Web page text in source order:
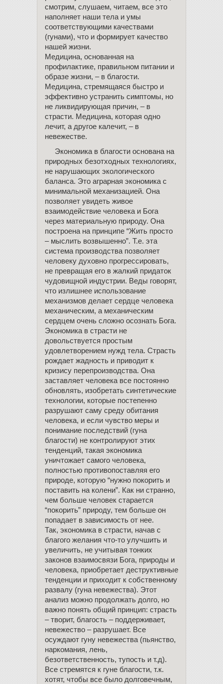
смотрим, слушаем, читаем, все это
наполняет наши тела и умы
соответствующими качествами
(гунами), что и формирует качество
нашей жизни.
Медицина, основанная на
профилактике, правильном питании и
образе жизни, – в благости.
Медицина, стремящаяся быстро и
эффективно устранить симптомы, но
не ликвидирующая причин, – в
страсти. Медицина, которая одно
лечит, а другое калечит, – в
невежестве.
Экономика в благости основана на
природных безотходных технологиях,
не нарушающих экологического
баланса. Это аграрная экономика с
минимальной механизацией. Она
позволяет увидеть живое
взаимодействие человека и Бога
через материальную природу. Она
построена на принципе “Жить просто
– мыслить возвышенно”. Т.е. эта
система производства позволяет
человеку духовно прогрессировать,
не превращая его в жалкий придаток
чудовищной индустрии. Веды говорят,
что излишнее использование
механизмов делает сердце человека
механическим, а механическим
сердцем очень сложно осознать Бога.
Экономика в страсти не
довольствуется простым
удовлетворением нужд тела. Страсть
рождает жадность и приводит к
кризису перепроизводства. Она
заставляет человека все постоянно
обновлять, изобретать синтетические
технологии, которые постепенно
разрушают саму среду обитания
человека, и если чувство меры и
понимание последствий (гуна
благости) не контролируют этих
тенденций, такая экономика
уничтожает самого человека,
полностью противопоставляя его
природе, которую “нужно покорить и
поставить на колени”. Как ни странно,
чем больше человек старается
“покорить” природу, тем больше он
попадает в зависимость от нее.
Так, экономика в страсти, начав с
благого желания что-то улучшить и
увеличить, не учитывая тонких
законов взаимосвязи Бога, природы и
человека, приобретает деструктивные
тенденции и приходит к собственному
развалу (гуна невежества). Этот
анализ можно продолжать долго, но
важно понять общий принцип: страсть
– творит, благость – поддерживает,
невежество – разрушает. Все
осуждают гуну невежества (пьянство,
наркомания, лень,
безответственность, тупость и т.д).
Все стремятся к гуне благости, т.к.
хотят, чтобы все было долговечным,